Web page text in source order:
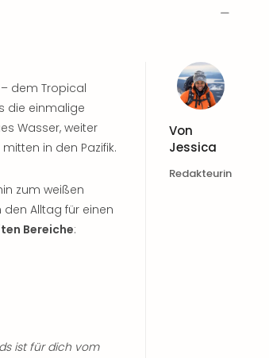
– dem Tropical
die einmalige
Wasser, weiter
in den Pazifik.
zum weißen
Alltag für einen
Bereiche:
ist für dich vom
Von
Jessica
Redakteurin